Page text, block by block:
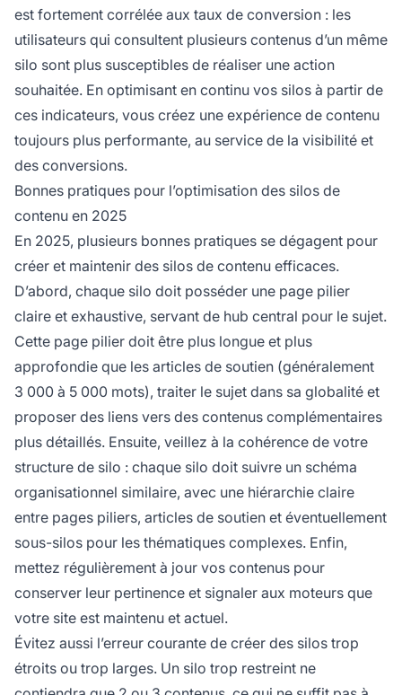
est fortement corrélée aux taux de conversion : les
utilisateurs qui consultent plusieurs contenus d’un même
silo sont plus susceptibles de réaliser une action
souhaitée. En optimisant en continu vos silos à partir de
ces indicateurs, vous créez une expérience de contenu
toujours plus performante, au service de la visibilité et
des conversions.
Bonnes pratiques pour l’optimisation des silos de
contenu en 2025
En 2025, plusieurs bonnes pratiques se dégagent pour
créer et maintenir des silos de contenu efficaces.
D’abord, chaque silo doit posséder une page pilier
claire et exhaustive, servant de hub central pour le sujet.
Cette page pilier doit être plus longue et plus
approfondie que les articles de soutien (généralement
3 000 à 5 000 mots), traiter le sujet dans sa globalité et
proposer des liens vers des contenus complémentaires
plus détaillés. Ensuite, veillez à la cohérence de votre
structure de silo : chaque silo doit suivre un schéma
organisationnel similaire, avec une hiérarchie claire
entre pages piliers, articles de soutien et éventuellement
sous-silos pour les thématiques complexes. Enfin,
mettez régulièrement à jour vos contenus pour
conserver leur pertinence et signaler aux moteurs que
votre site est maintenu et actuel.
Évitez aussi l’erreur courante de créer des silos trop
étroits ou trop larges. Un silo trop restreint ne